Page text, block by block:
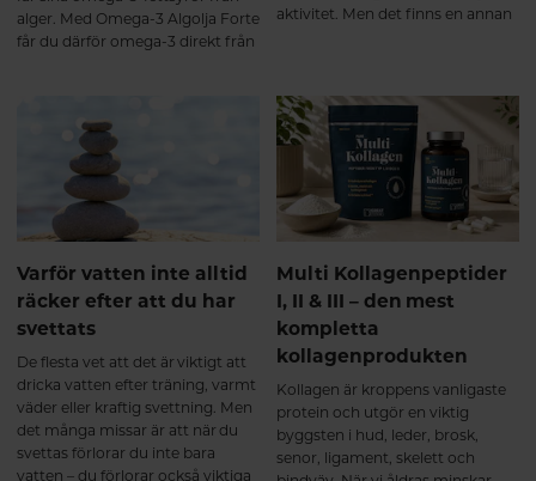
återhämtningen tar längre tid.
hydrolyserade kollagenpeptider.
Det innebär att kollagenet redan
brutits ner till mindre peptider
som tas upp effektivt i
tunntarmen. Efter upptaget
transporteras kollagenpeptiderna
via blodet till olika vävnader i
av dessa bioaktiva peptider inte
bara fungerar som byggstenar,
utan även kan fungera som
signalmolekyler som stimulerar
kollagenomsättning i bindväven².
Ett multikollagen innehåller
kollagenpeptider från flera
naturliga källor och
alger. Med Omega-3 Algolja Forte
får du därför omega-3 direkt från
triglyceridformen.
aktivitet. Men det finns en annan
Varför vatten inte alltid
räcker efter att du har
svettats
De flesta vet att det är viktigt att
dricka vatten efter träning, varmt
väder eller kraftig svettning. Men
det många missar är att när du
svettas förlorar du inte bara
vatten – du förlorar också viktiga
Multi Kollagenpeptider
I, II & III – den mest
kompletta
kollagenprodukten
Kollagen är kroppens vanligaste
protein och utgör en viktig
byggsten i hud, leder, brosk,
senor, ligament, skelett och